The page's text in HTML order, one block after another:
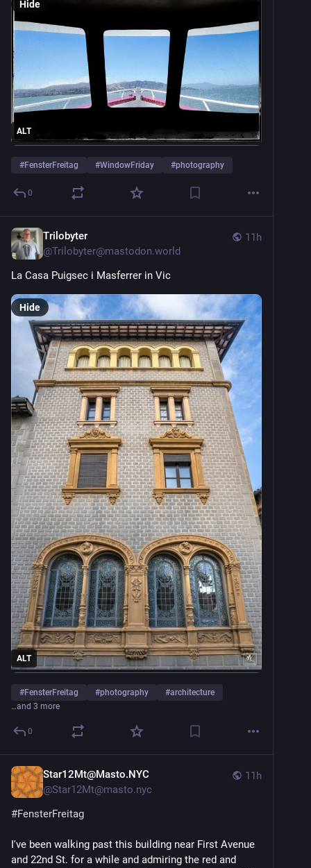
ALT
Hide
#FensterFreitag #WindowFriday #photography
0
11h
Trilobyter
@Trilobyter@mastodon.world
La Casa Puigsec i Masferrer in Vic
ALT
Hide
#FensterFreitag #photography #architecture
…and 3 more
0
11h
Star12Mt@Masto.NYC
@Star12Mt@masto.nyc
#FensterFreitag
I've been walking past this building near First Avenue
and 22nd St. for a while and admiring the red and